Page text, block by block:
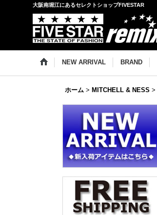
大阪南堀江にあるセレクトショップFIVESTAR
NEW ARRIVAL BRAND
ホーム > MITCHELL & NESS >